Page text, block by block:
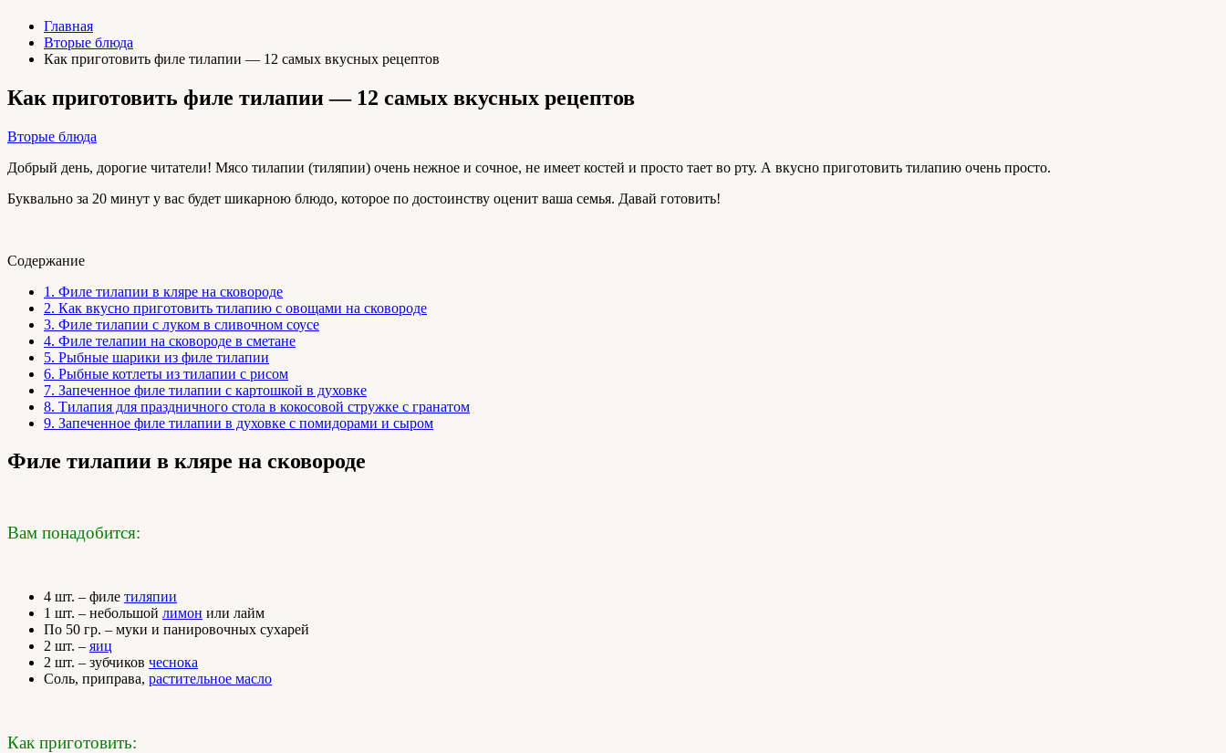
Главная
Вторые блюда
Как приготовить филе тилапии — 12 самых вкусных рецептов
Как приготовить филе тилапии — 12 самых вкусных рецептов
Вторые блюда
Добрый день, дорогие читатели! Мясо тилапии (тиляпии) очень нежное и сочное, не имеет костей и просто тает во рту. А вкусно приготовить тилапию очень просто.
Буквально за 20 минут у вас будет шикарною блюдо, которое по достоинству оценит ваша семья. Давай готовить!
Содержание
1. Филе тилапии в кляре на сковороде
2. Как вкусно приготовить тилапию с овощами на сковороде
3. Филе тилапии с луком в сливочном соусе
4. Филе телапии на сковороде в сметане
5. Рыбные шарики из филе тилапии
6. Рыбные котлеты из тилапии с рисом
7. Запеченное филе тилапии с картошкой в духовке
8. Тилапия для праздничного стола в кокосовой стружке с гранатом
9. Запеченное филе тилапии в духовке с помидорами и сыром
Филе тилапии в кляре на сковороде
Вам понадобится:
4 шт. – филе тиляпии
1 шт. – небольшой лимон или лайм
По 50 гр. – муки и панировочных сухарей
2 шт. – яиц
2 шт. – зубчиков чеснока
Соль, приправа, растительное масло
Как приготовить: